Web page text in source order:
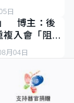
日
博主：後
入會「阻止
月04日